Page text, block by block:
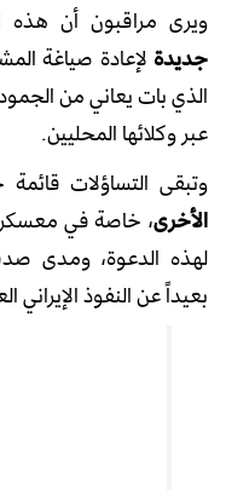
ويرى مراقبون أن هذه
جديدة لإعادة صياغة
الذي بات يعاني من
عبر وكلائها المحليين.
وتبقى التساؤلات
الأخرى، خاصة في معسكر
لهذه الدعوة، ومدى
بعيداً عن النفوذ